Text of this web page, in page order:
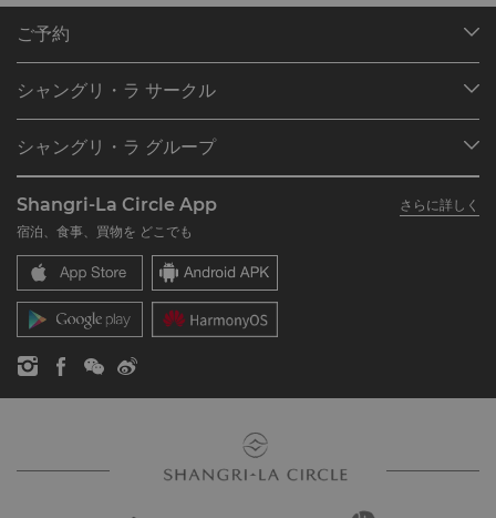
ご予約
ご予約の検索
レストラン＆バー
シャングリ・ラ サークル
シャングリ・ラ サークルに入会
よくあるお問合せや質問
SLCに関するお問い合わせ
シャングリ・ラ グループ
シャングリ・ラ ブランド
シャングリ・ラ センター
レジデンス
お問い合わせ
採用情報
企業の社会的責任
ニュース
Shangri-La Circle App
さらに詳しく
宿泊、食事、買物を どこでも